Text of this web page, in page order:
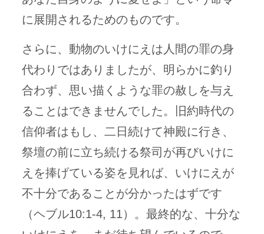
に展開されるためのものです。
さらに、動物のいけにえは人間の罪の身
代わりではありましたが、明らかに釣り
合わず、思い描くような罪の赦しを与え
ることはできませんでした。旧約時代の
信仰者はもし、二日続けて神殿に行き、
祭壇の前に立ち続ける祭司が再びいけに
えを捧げている姿を見れば、いけにえが
不十分であることが分かったはずです
（ヘブル10:1-4, 11）。最終的な、十分な